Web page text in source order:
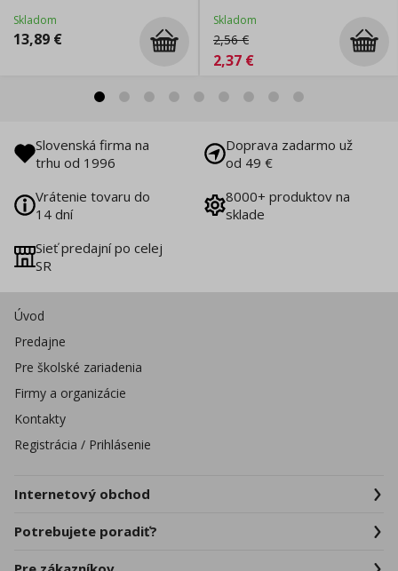
Skladom
13,89 €
Skladom
2,56€
2,37 €
Slovenská firma na
trhu od 1996
Doprava zadarmo už
od 49 €
Vrátenie tovaru do
14 dní
8000+ produktov na
sklade
Sieť predajní po celej
SR
Úvod
Predajne
Pre školské zariadenia
Firmy a organizácie
Kontakty
Registrácia / Prihlásenie
Internetový obchod
Potrebujete poradiť?